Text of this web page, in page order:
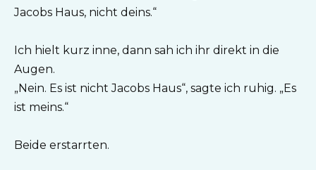
Jacobs Haus, nicht deins.“
Ich hielt kurz inne, dann sah ich ihr direkt in die
Augen.
„Nein. Es ist nicht Jacobs Haus“, sagte ich ruhig. „Es
ist meins.“
Beide erstarrten.